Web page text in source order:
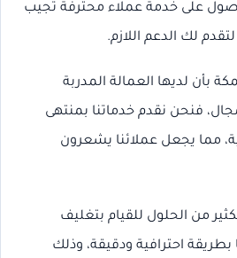
على خدمة عملاء محترفة تجيب
لك الدعم اللازم.
بأن لديها العمالة المدربة
فنحن نقدم خدماتنا بمنتهى
مما يجعل عملائنا يشعرون
من الحلول للقيام بتغليف
احترافية ودقيقة، وذلك